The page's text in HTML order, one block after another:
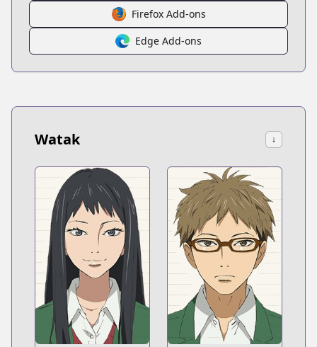
Firefox Add-ons
Edge Add-ons
Watak ↓